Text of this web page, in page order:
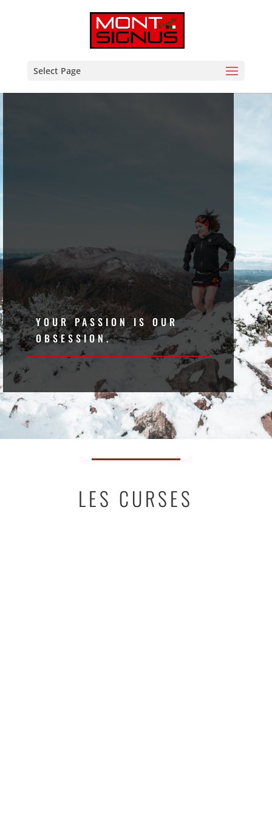
Select Page
YOUR PASSION IS OUR
OBSESSION.
LES CURSES